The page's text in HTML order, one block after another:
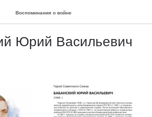
Воспоминания о войне
Юрий Васильевич